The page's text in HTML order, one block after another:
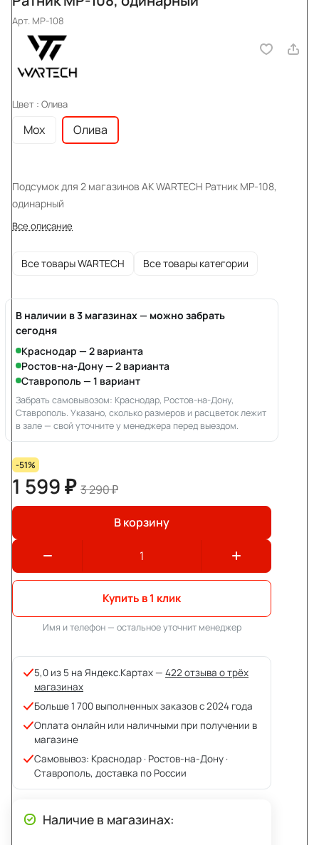
Арт. MP-108
Цвет : Олива
Мох Олива
Подсумок для 2 магазинов АК WARTECH Ратник MP-108,
одинарный
Все описание
Все товары WARTECH Все товары категории
В наличии в 3 магазинах — можно забрать
сегодня
Краснодар — 2 варианта
Ростов-на-Дону — 2 варианта
Ставрополь — 1 вариант
Забрать самовывозом: Краснодар, Ростов-на-Дону,
Ставрополь. Указано, сколько размеров и расцветок лежит
в зале — свой уточните у менеджера перед выездом.
-51%
1 599 ₽ 3 290 ₽
В корзину
Купить в 1 клик
Имя и телефон — остальное уточнит менеджер
5,0 из 5 на Яндекс.Картах — 422 отзыва о трёх
магазинах
Больше 1 700 выполненных заказов с 2024 года
Оплата онлайн или наличными при получении в
магазине
Самовывоз: Краснодар · Ростов-на-Дону ·
Ставрополь, доставка по России
Наличие в магазинах: